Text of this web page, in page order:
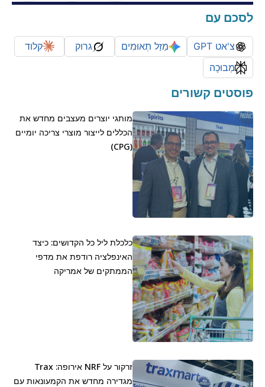
לסכם עם
צ'אט GPT מַזַל תְאוּמִים גרוק
קלוד
מְבוּכָה
פוסטים קשורים
מותגי יוצרים מעצבים מחדש את
הכללים לייצור מוצרי צריכה יומיים
(CPG)
כלכלת ליל כל הקדושים: כיצד
האינפלציה רודפת את מדפי
הממתקים של אמריקה
זרקור על NRF אירופה: Trax
מגדירה מחדש את הקמעונאות עם